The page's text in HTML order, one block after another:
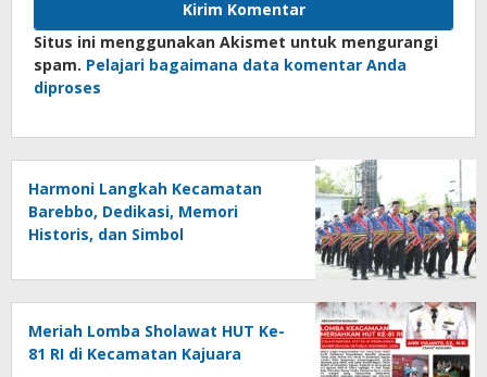
Situs ini menggunakan Akismet untuk mengurangi
spam. Pelajari bagaimana data komentar Anda
diproses
Harmoni Langkah Kecamatan
Barebbo, Dedikasi, Memori
Historis, dan Simbol
Meriah Lomba Sholawat HUT Ke-
81 RI di Kecamatan Kajuara